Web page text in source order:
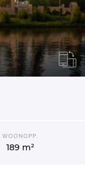
WOONOPP.
189 m²